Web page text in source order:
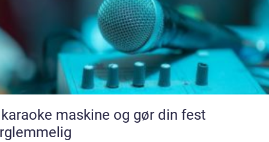
maskine og gør din fest